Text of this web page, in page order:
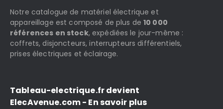
Notre catalogue de matériel électrique et
appareillage est composé de plus de10 000
références en stock, expédiées le jour-même :
coffrets, disjoncteurs, interrupteurs différentiels,
prises électriques et éclairage.
Tableau-electrique.fr devient
ElecAvenue.com - En savoir plus